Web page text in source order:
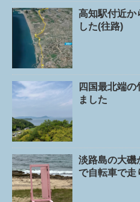
高知駅付近か
した(往路)
四国最北端の
ました
淡路島の大磯
で自転車で走